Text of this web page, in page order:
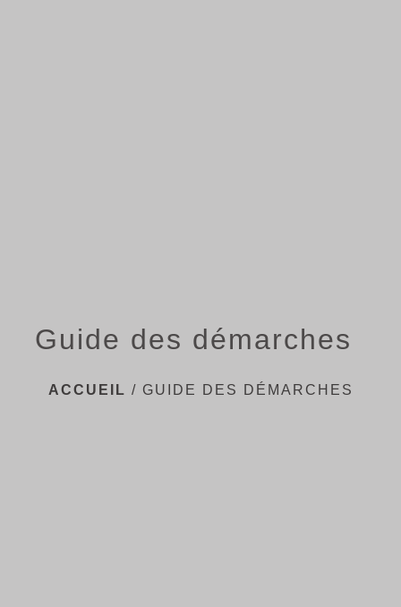
Guide des démarches
ACCUEIL / GUIDE DES DÉMARCHES